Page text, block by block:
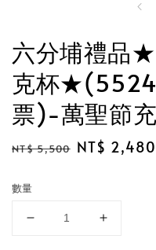
六分埔禮品
克杯
票)-萬聖節
Regular
NT$ 5,500 Sale
NT$ 2,480
數量